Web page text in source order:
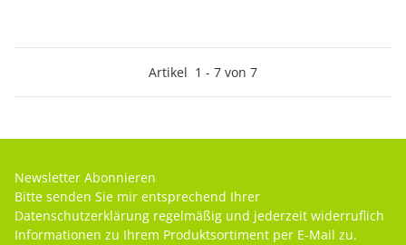
Artikel 1 - 7 von 7
Newsletter Abonnieren
Bitte senden Sie mir entsprechend Ihrer
Datenschutzerklärung regelmäßig und jederzeit widerruflich
Informationen zu Ihrem Produktsortiment per E-Mail zu.